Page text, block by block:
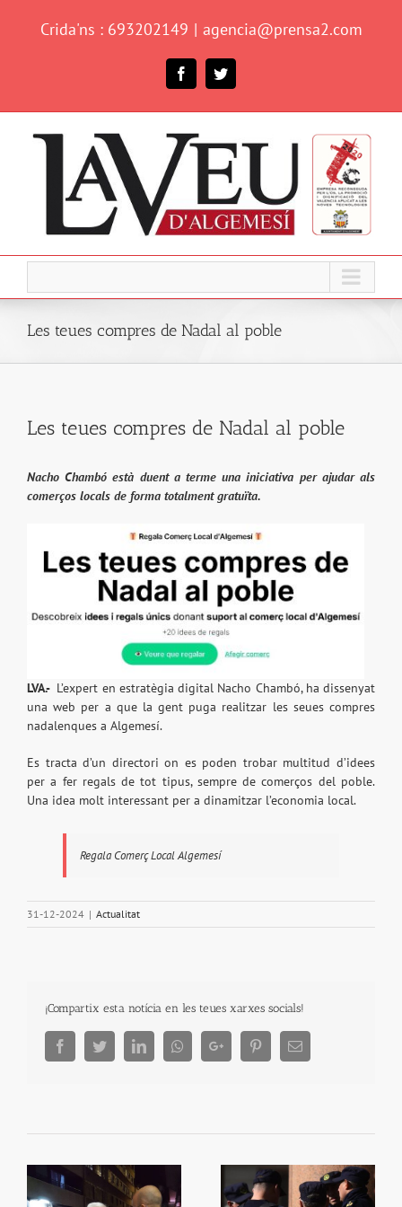
Crida'ns : 693202149 | agencia@prensa2.com
FacebookTwitter
Les teues compres de Nadal al poble
Les teues compres de Nadal al poble
Nacho Chambó està duent a terme una iniciativa per ajudar als
comerços locals de forma totalment gratuïta.
LVA.- L’expert en estratègia digital Nacho Chambó, ha dissenyat
una web per a que la gent puga realitzar les seues compres
nadalenques a Algemesí.
Es tracta d’un directori on es poden trobar multitud d’idees
per a fer regals de tot tipus, sempre de comerços del poble.
Una idea molt interessant per a dinamitzar l’economia local.
Regala Comerç Local Algemesí
31-12-2024 | Actualitat
¡Compartix esta notícia en les teues xarxes socials!
FacebookTwitterLinkedInWhatsappGoogle+ PinterestEmail